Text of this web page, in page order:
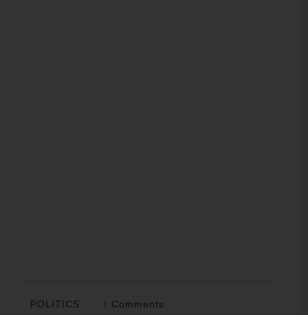
POLITICS 1 Comments